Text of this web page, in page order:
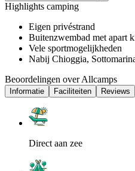
Highlights camping
Eigen privéstrand
Buitenzwembad met apart
Vele sportmogelijkheden
Nabij Chioggia,
Beoordelingen over Allcamps
Informatie Faciliteiten Reviews
Direct aan zee